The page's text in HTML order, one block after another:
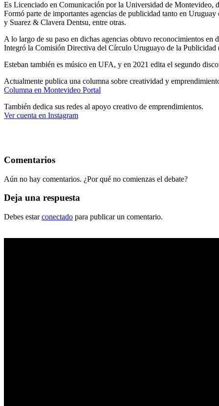
Es Licenciado en Comunicación por la Universidad de Montevideo,
Formó parte de importantes agencias de publicidad tanto en
y Suarez & Clavera Dentsu, entre otras.
A lo largo de su paso en dichas agencias obtuvo reconocimientos en
Integró la Comisión Directiva del Círculo Uruguayo de la
Esteban también es músico en UFA, y en 2021 edita el segundo
Actualmente publica una columna sobre creatividad y
Columna en Montevideo Portal
También dedica sus redes al apoyo creativo de emprendimientos.
Ver cuenta en Instagram
Comentarios
Aún no hay comentarios. ¿Por qué no comienzas el debate?
Deja una respuesta
Debes estarconectado para publicar un comentario.